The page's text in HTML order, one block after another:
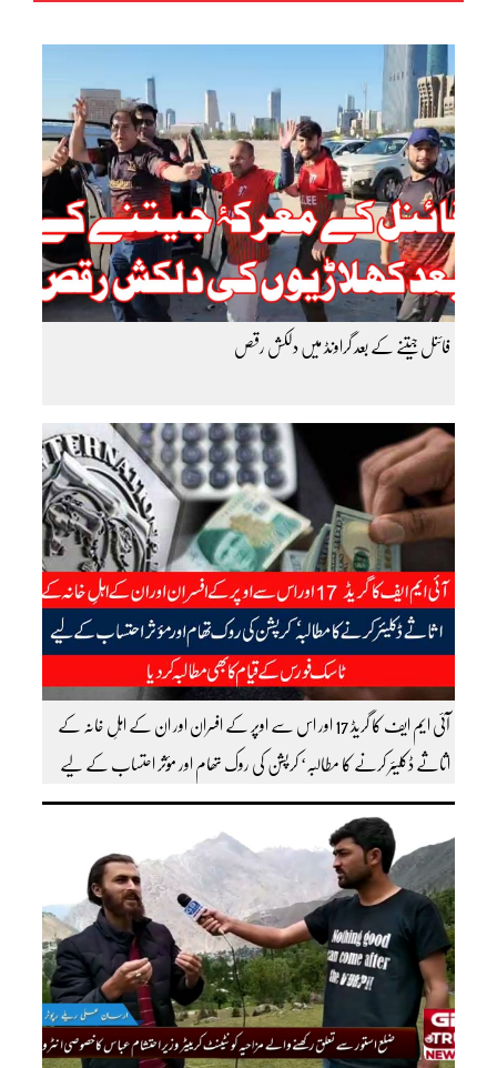
فائنل جیتنے کے بعد گراونڈ میں دلکش رقص
آئی ایم ایف کا گریڈ 17 اور اس سے اوپر کے افسران اور ان کے اہلِ خانہ کے
اثاثے ڈکلیئر کرنے کا مطالبہ‘ کرپشن کی روک تھام اور مؤثر احتساب کے لیے
ٹاسک فورس کے قیام کا بھی مطالبہ کردیا